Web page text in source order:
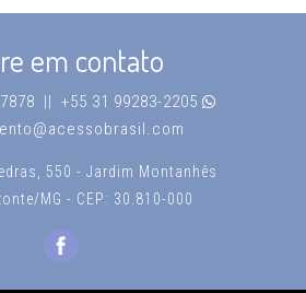
em contato
+55 31 99283-2205
550 - Jardim Montanhês
MG - CEP: 30.810-000